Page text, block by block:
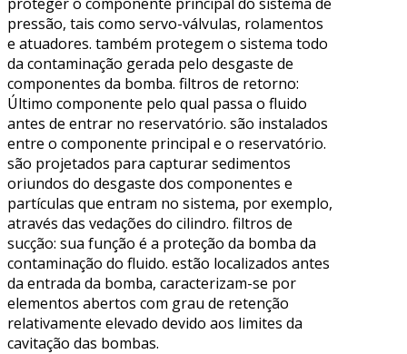
pressão, tais como servo-válvulas, rolamentos
e atuadores. também protegem o sistema todo
da contaminação gerada pelo desgaste de
componentes da bomba. filtros de retorno:
Último componente pelo qual passa o fluido
antes de entrar no reservatório. são instalados
entre o componente principal e o reservatório.
são projetados para capturar sedimentos
oriundos do desgaste dos componentes e
partículas que entram no sistema, por exemplo,
através das vedações do cilindro. filtros de
sucção: sua função é a proteção da bomba da
contaminação do fluido. estão localizados antes
da entrada da bomba, caracterizam-se por
elementos abertos com grau de retenção
relativamente elevado devido aos limites da
cavitação das bombas.